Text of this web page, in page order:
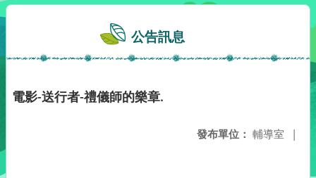
公告訊息
電影-送行者-禮儀師的樂章.
發布單位： 輔導室 |